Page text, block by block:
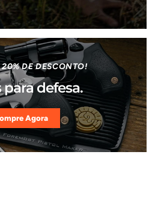
DE DESCONTO!
defesa.
Agora